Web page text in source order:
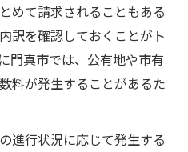
めて請求されることもある
訳を確認しておくことがト
門真市では、公有地や市有
料が発生することがあるた
進行状況に応じて発生する